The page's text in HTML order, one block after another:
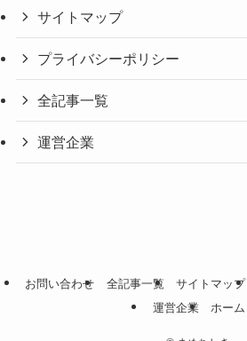
サイトマップ
プライバシーポリシー
全記事一覧
運営企業
お問い合わせ 全記事一覧 サイトマップ
運営企業
ホーム